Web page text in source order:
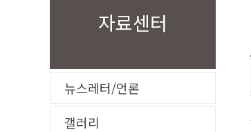
자료센터
뉴스레터/언론
갤러리